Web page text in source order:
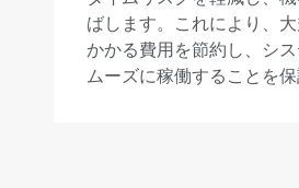
ばします。これにより、
かかる費用を節約し、シ
ムーズに稼働することを保